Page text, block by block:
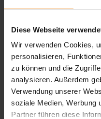
Diese Webseite
Wir verwenden Cookies,
personalisieren,
zu können und die
analysieren. Außerdem
Verwendung unserer
soziale Medien, Werbung
Partner führen diese
Die Wisotronic ist ein
für Ihre individuelle
für alle WAREMA Produkte
verschiedensten
Wisotronic sorgt für ein
ein behagliches Wohn- oder
wenn Sie abwesend oder